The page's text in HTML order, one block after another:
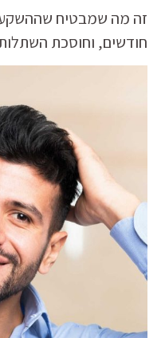
זה מה שמבטיח
חודשים, וחוסכת